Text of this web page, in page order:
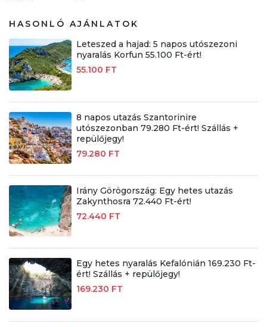
HASONLÓ AJÁNLATOK
Leteszed a hajad: 5 napos utószezoni
nyaralás Korfun 55.100 Ft-ért!
55.100 FT
8 napos utazás Szantorinire
utószezonban 79.280 Ft-ért! Szállás +
repülőjegy!
79.280 FT
Irány Görögország: Egy hetes utazás
Zakynthosra 72.440 Ft-ért!
72.440 FT
Egy hetes nyaralás Kefalónián 169.230 Ft-
ért! Szállás + repülőjegy!
169.230 FT